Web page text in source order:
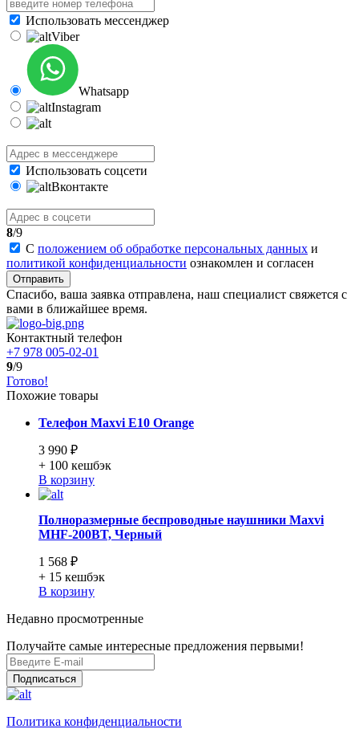
Использовать мессенджер
Viber
Whatsapp
Instagram
Использовать соцсети
Вконтакте
8/9
С положением об обработке персональных данных и
политикой конфиденциальности ознакомлен и согласен
Отправить
Спасибо, ваша заявка отправлена, наш специалист свяжется с
вами в ближайшее время.
Контактный телефон
+7 978 005-02-01
9/9
Готово!
Похожие товары
Телефон Maxvi E10 Orange
3 990 ₽
+ 100 кешбэк
В корзину
Полноразмерные беспроводные наушники Maxvi
MHF-200BT, Черный
1 568 ₽
+ 15 кешбэк
В корзину
Недавно просмотренные
Получайте самые интересные предложения первыми!
Подписаться
Политика конфиденциальности